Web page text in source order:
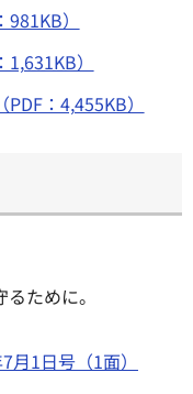
）
）
：4,455KB）
ために。
1日号（1面）